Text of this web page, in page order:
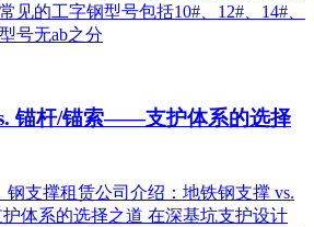
见的工字钢型号包括10#、12#、14#、
号无ab之分
锚杆/锚索——支护体系的选择
钢支撑租赁公司介绍：地铁钢支撑 vs.
体系的选择之道 在深基坑支护设计